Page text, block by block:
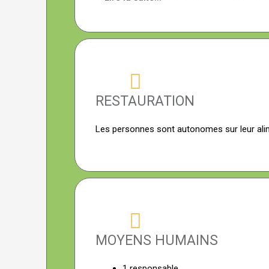
RESTAURATION
Les personnes sont autonomes sur leur
MOYENS HUMAINS